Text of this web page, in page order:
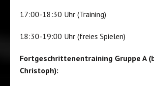
17:00-18:30 Uhr (Training)
18:30-19:00 Uhr (freies Spielen)
Fortgeschrittenentraining Gruppe A
Christoph):